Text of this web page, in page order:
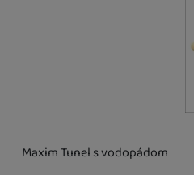
Maxim Tunel s vodopádom